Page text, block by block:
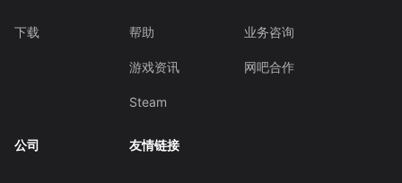
下载 帮助
游戏资讯
Steam
业务咨询
网吧合作
公司 友情链接